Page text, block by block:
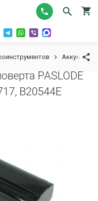
PASLODE
B20544E